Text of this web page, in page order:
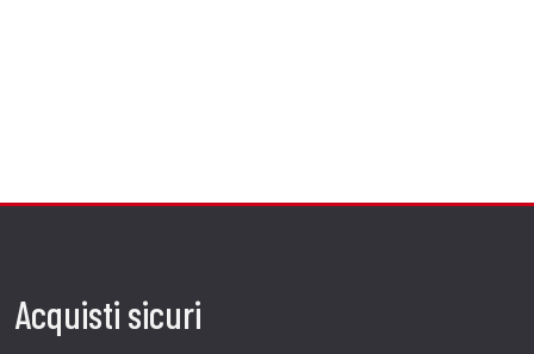
Acquisti sicuri